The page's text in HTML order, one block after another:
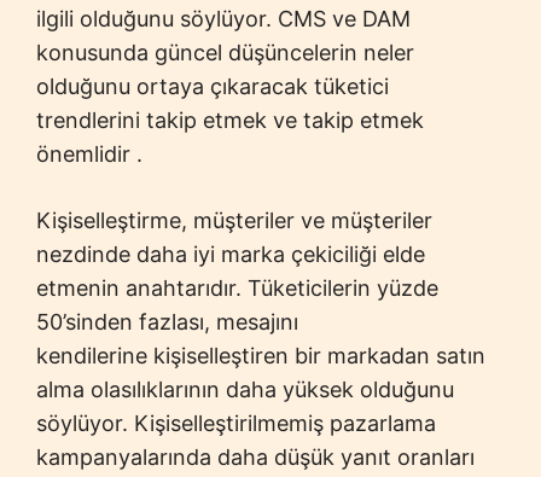
ilgili olduğunu söylüyor. CMS ve DAM
konusunda güncel düşüncelerin neler
olduğunu ortaya çıkaracak tüketici
trendlerini takip etmek ve takip etmek
önemlidir .
Kişiselleştirme, müşteriler ve müşteriler
nezdinde daha iyi marka çekiciliği elde
etmenin anahtarıdır. Tüketicilerin yüzde
50’sinden fazlası, mesajını
kendilerine kişiselleştiren bir markadan satın
alma olasılıklarının daha yüksek olduğunu
söylüyor. Kişiselleştirilmemiş pazarlama
kampanyalarında daha düşük yanıt oranları